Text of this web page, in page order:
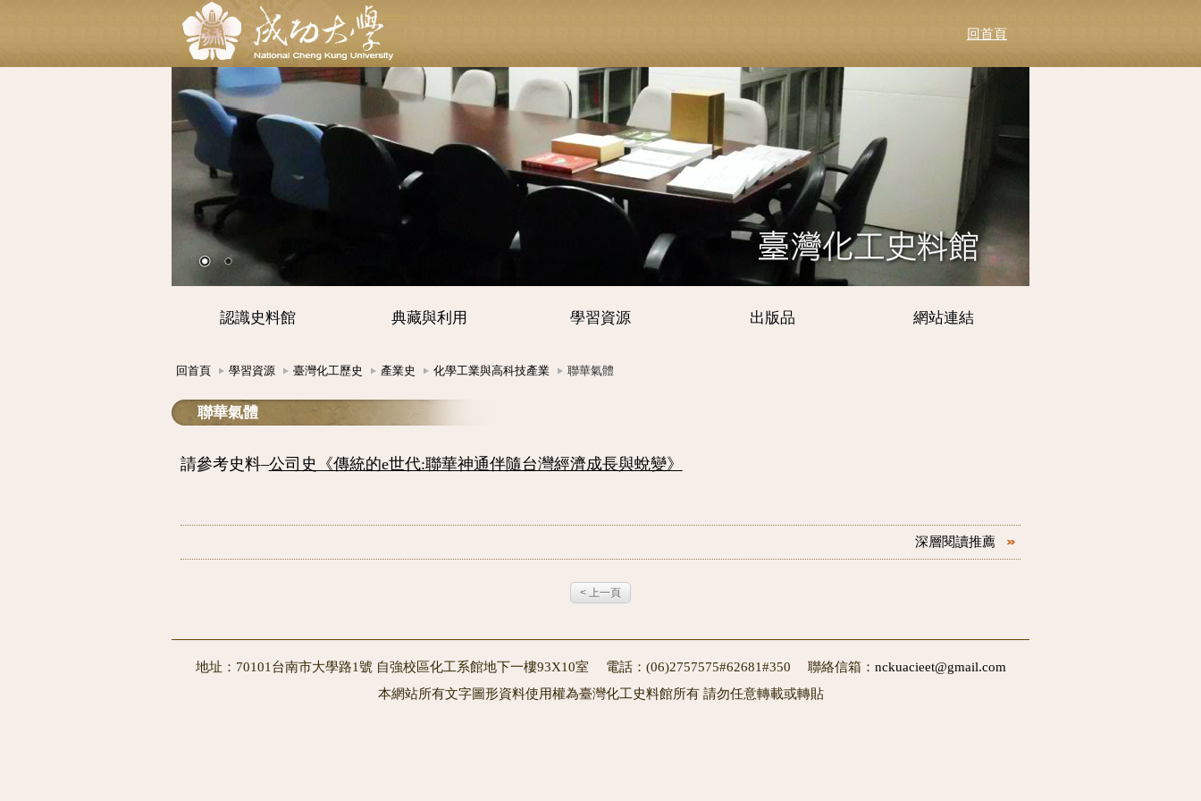
回首頁
認識史料館 典藏與利用 學習資源 出版品 網站連結
回首頁 學習資源 臺灣化工歷史 產業史 化學工業與高科技產業 聯華氣體
聯華氣體
請參考史料–公司史《傳統的e世代:聯華神通伴隨台灣經濟成長與蛻變》
深層閱讀推薦
< 上一頁
地址：70101台南市大學路1號 自強校區化工系館地下一樓93X10室 電話：(06)2757575#62681#350 聯絡信箱： nckuacieet@gmail.com
本網站所有文字圖形資料使用權為臺灣化工史料館所有 請勿任意轉載或轉貼